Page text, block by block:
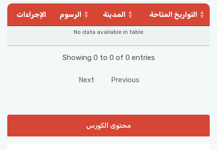
التواريخ المتاحة المدينة الرسوم الإجراءات
No data available in table
Showing 0 to 0 of 0 entries
Previous
Next
محتوى الكورس